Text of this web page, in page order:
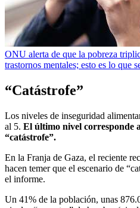
ONU alerta de que la pobreza
trastornos mentales; esto es lo que
“Catástrofe”
Los niveles de inseguridad
al 5. El último nivel corresponde
“catástrofe”.
En la Franja de Gaza, el reciente
hacen temer que el escenario de
el informe.
Un 41% de la población, unas